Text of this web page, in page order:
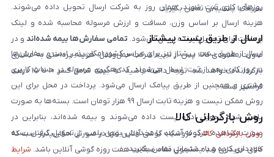
سریعاً با پشتیبانی تماس بگیرید.
روزهای کاری ثبت شوند، همان روز به شرکت ارسال تحویل داده می‌شوند.
هزینه ارسال بر اساس وزن، مسافت و ارزش مرسوله محاسبه شده و لینک
پرداخت برای تحویل‌گیرنده ارسال می‌شود. تمامی سفارش‌ها بیمه شده‌اند و در
صورت مفقودی کالا، پس از تایید شرکت حمل‌ونقل، هزینه پرداختی به مشتری
بازگردانده خواهد شد. توجه داشته باشید که بیمه شامل کسر ۱۰ تا ۱۵ درصد
فرانشیز است.
ارسال از طریق پست پیشتاز
ارسال از طریق پست پیشتاز نیز برای سراسر کشور امکان‌پذیر است و سفارش‌ها
در روز کاری بعد از ثبت، ارسال می‌شوند. کد رهگیری مرسوله در حساب کاربری
مشتری و همچنین از طریق پیامک ارسال می‌شود. پرداخت در محل برای این
روش ممکن نیست و هزینه ثابت ارسال ۹۹ هزار تومان است. بسته‌ها به صورت
پلمپ شده تحویل اداره پست داده می‌شوند و بیمه شده‌اند، بنابراین در
صورت مشاهده هرگونه آسیب یا مخدوش بودن پلمپ، از تحویل گرفتن بسته
خودداری کرده و با پشتیبانی تماس بگیرید.
روش بازگردانی کالا
روش بازگردانی کالادر فروشگاه گوشی آنلاین تنها در صورتی امکان‌پذیر است که
کالای خریداری شده مشمول مفاد ضمانت هفت روزه گوشی آنلاین باشد. شرایط